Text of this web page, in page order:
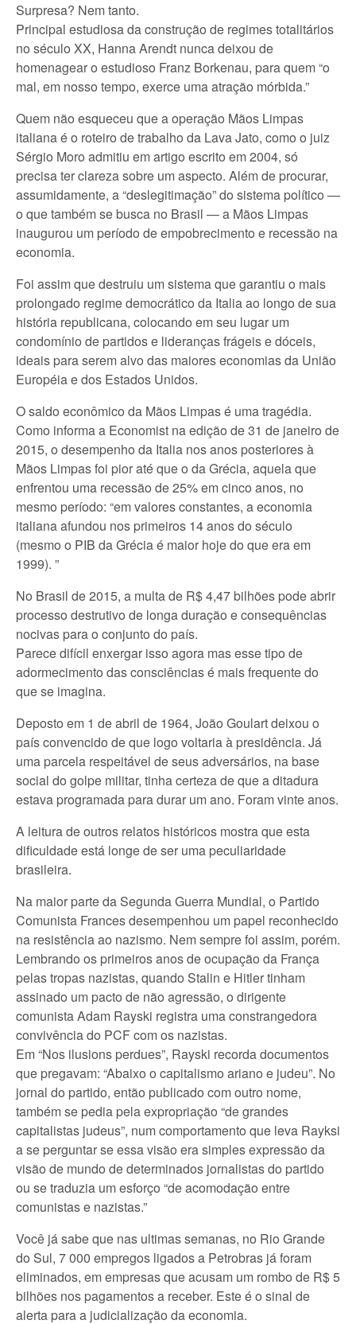
Surpresa? Nem tanto.
Principal estudiosa da construção de regimes totalitários
no século XX, Hanna Arendt nunca deixou de
homenagear o estudioso Franz Borkenau, para quem “o
mal, em nosso tempo, exerce uma atração mórbida.”
Quem não esqueceu que a operação Mãos Limpas
italiana é o roteiro de trabalho da Lava Jato, como o juiz
Sérgio Moro admitiu em artigo escrito em 2004, só
precisa ter clareza sobre um aspecto. Além de procurar,
assumidamente, a “deslegitimação” do sistema político —
o que também se busca no Brasil — a Mãos Limpas
inaugurou um período de empobrecimento e recessão na
economia.
Foi assim que destruiu um sistema que garantiu o mais
prolongado regime democrático da Italia ao longo de sua
história republicana, colocando em seu lugar um
condomínio de partidos e lideranças frágeis e dóceis,
ideais para serem alvo das maiores economias da União
Européia e dos Estados Unidos.
O saldo econômico da Mãos Limpas é uma tragédia.
Como informa a Economist na edição de 31 de janeiro de
2015, o desempenho da Italia nos anos posteriores à
Mãos Limpas foi pior até que o da Grécia, aquela que
enfrentou uma recessão de 25% em cinco anos, no
mesmo período: “em valores constantes, a economia
italiana afundou nos primeiros 14 anos do século
(mesmo o PIB da Grécia é maior hoje do que era em
1999). ”
No Brasil de 2015, a multa de R$ 4,47 bilhões pode abrir
processo destrutivo de longa duração e consequências
nocivas para o conjunto do país.
Parece difícil enxergar isso agora mas esse tipo de
adormecimento das consciências é mais frequente do
que se imagina.
Deposto em 1 de abril de 1964, João Goulart deixou o
país convencido de que logo voltaria à presidência. Já
uma parcela respeitável de seus adversários, na base
social do golpe militar, tinha certeza de que a ditadura
estava programada para durar um ano. Foram vinte anos.
A leitura de outros relatos históricos mostra que esta
dificuldade está longe de ser uma peculiaridade
brasileira.
Na maior parte da Segunda Guerra Mundial, o Partido
Comunista Frances desempenhou um papel reconhecido
na resistência ao nazismo. Nem sempre foi assim, porém.
Lembrando os primeiros anos de ocupação da França
pelas tropas nazistas, quando Stalin e Hitler tinham
assinado um pacto de não agressão, o dirigente
comunista Adam Rayski registra uma constrangedora
convivência do PCF com os nazistas.
Em “Nos ilusions perdues”, Rayski recorda documentos
que pregavam: “Abaixo o capitalismo ariano e judeu”. No
jornal do partido, então publicado com outro nome,
também se pedia pela expropriação “de grandes
capitalistas judeus”, num comportamento que leva Rayksi
a se perguntar se essa visão era simples expressão da
visão de mundo de determinados jornalistas do partido
ou se traduzia um esforço “de acomodação entre
comunistas e nazistas.”
Você já sabe que nas ultimas semanas, no Rio Grande
do Sul, 7 000 empregos ligados a Petrobras já foram
eliminados, em empresas que acusam um rombo de R$ 5
bilhões nos pagamentos a receber. Este é o sinal de
alerta para a judicialização da economia.